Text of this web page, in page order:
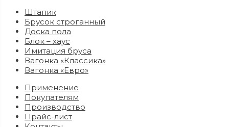
Штапик
Брусок строганный
Доска пола
Блок – хаус
Имитация бруса
Вагонка «Классика»
Вагонка «Евро»
Применение
Покупателям
Производство
Прайс-лист